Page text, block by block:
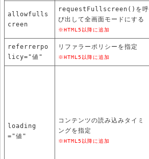
allowfulls
creen
requestFullscreen()を呼
び出して全画面モードにする
※HTML5以降に追加
referrerpo
licy="値"
リファラーポリシーを指定
※HTML5以降に追加
loading
="値"
コンテンツの読み込みタイミ
ングを指定
※HTML5以降に追加